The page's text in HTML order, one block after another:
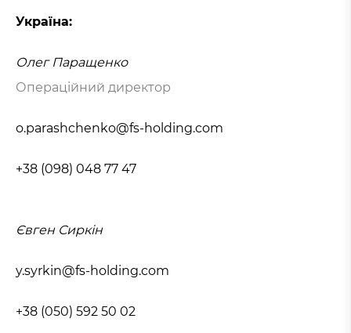
Україна:
Олег Паращенко
Операційний директор
o.parashchenko@fs-holding.com
+38 (098) 048 77 47
Євген Сиркін
y.syrkin@fs-holding.com
+38 (050) 592 50 02